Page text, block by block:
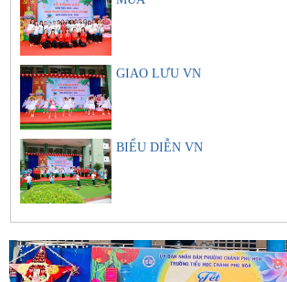
GIAO LƯU VN
BIỂU DIỄN VN